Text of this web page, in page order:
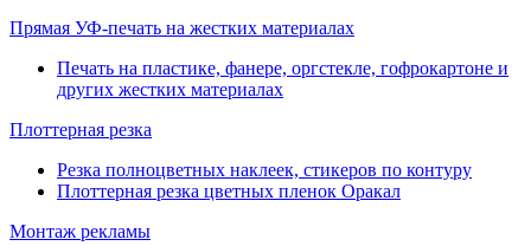
Прямая УФ-печать на жестких материалах
Печать на пластике, фанере, оргстекле, гофрокартоне и
других жестких материалах
Плоттерная резка
Резка полноцветных наклеек, стикеров по контуру
Плоттерная резка цветных пленок Оракал
Монтаж рекламы